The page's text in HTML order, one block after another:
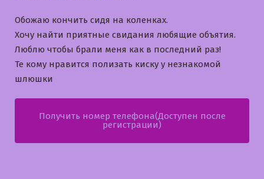
Обожаю кончить сидя на коленках.
Хочу найти приятные свидания любящие объятия.
Люблю чтобы брали меня как в последний раз!
Те кому нравится полизать киску у незнакомой
шлюшки
Получить номер телефона(Доступен после
регистрации)